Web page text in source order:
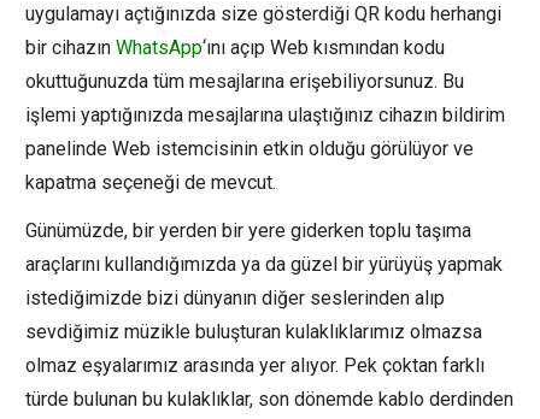
uygulamayı açtığınızda size gösterdiği QR kodu herhangi
bir cihazın WhatsApp‘ını açıp Web kısmından kodu
okuttuğunuzda tüm mesajlarına erişebiliyorsunuz. Bu
işlemi yaptığınızda mesajlarına ulaştığınız cihazın bildirim
panelinde Web istemcisinin etkin olduğu görülüyor ve
kapatma seçeneği de mevcut.
Günümüzde, bir yerden bir yere giderken toplu taşıma
araçlarını kullandığımızda ya da güzel bir yürüyüş yapmak
istediğimizde bizi dünyanın diğer seslerinden alıp
sevdiğimiz müzikle buluşturan kulaklıklarımız olmazsa
olmaz eşyalarımız arasında yer alıyor. Pek çoktan farklı
türde bulunan bu kulaklıklar, son dönemde kablo derdinden